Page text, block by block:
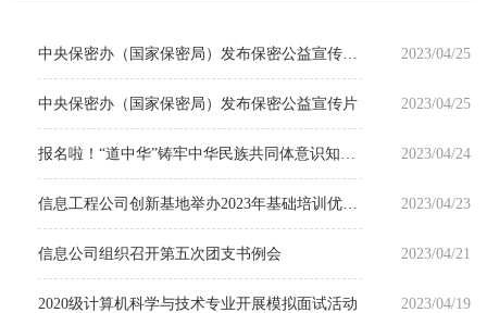
2023/04/25
中央保密办（国家保密局）发布保密公益宣传片 2023/04/25
2023/04/24
2023/04/23
信息公司组织召开第五次团支书例会 2023/04/21
​2020级计算机科学与技术专业开展模拟面试活动 2023/04/19